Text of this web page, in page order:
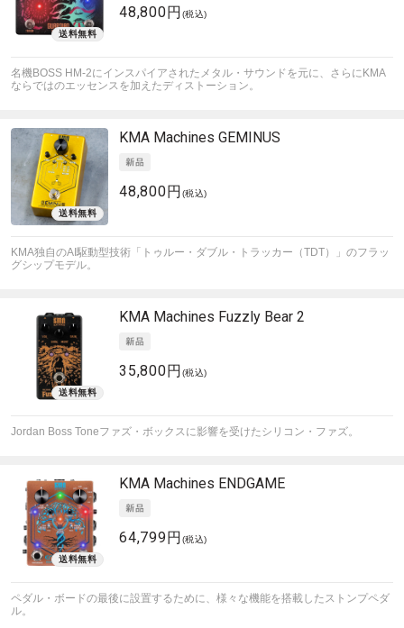
48,800円 (税込)
名機BOSS HM-2にインスパイアされたメタル・サウンドを元に、さらにKMA
ならではのエッセンスを加えたディストーション。
KMA Machines GEMINUS
48,800円 (税込)
KMA独自のAI駆動型技術「トゥルー・ダブル・トラッカー（TDT）」のフラッ
グシップモデル。
KMA Machines Fuzzly Bear 2
35,800円 (税込)
Jordan Boss Toneファズ・ボックスに影響を受けたシリコン・ファズ。
KMA Machines ENDGAME
64,799円 (税込)
ペダル・ボードの最後に設置するために、様々な機能を搭載したストンプペダ
ル。